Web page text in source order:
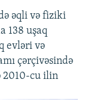
əqli və fiziki
138 uşaq
evləri və
çərçivəsində
2010-cu ilin